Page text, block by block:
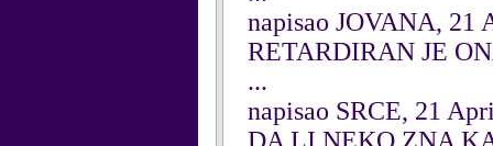
napisao JOVANA, 21
RETARDIRAN JE
...
napisao SRCE, 21